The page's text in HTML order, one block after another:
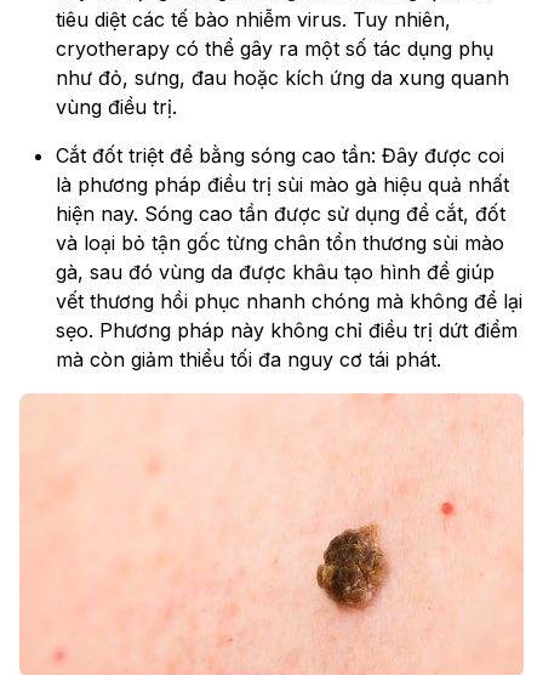
tiêu diệt các tế bào nhiễm virus. Tuy nhiên,
cryotherapy có thể gây ra một số tác dụng phụ
như đỏ, sưng, đau hoặc kích ứng da xung quanh
vùng điều trị.
Cắt đốt triệt để bằng sóng cao tần: Đây được coi
là phương pháp điều trị sùi mào gà hiệu quả nhất
hiện nay. Sóng cao tần được sử dụng để cắt, đốt
và loại bỏ tận gốc từng chân tổn thương sùi mào
gà, sau đó vùng da được khâu tạo hình để giúp
vết thương hồi phục nhanh chóng mà không để lại
sẹo. Phương pháp này không chỉ điều trị dứt điểm
mà còn giảm thiểu tối đa nguy cơ tái phát.